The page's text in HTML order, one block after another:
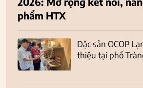
phẩm HTX
Đặc sản OCOP
thiệu tại phố